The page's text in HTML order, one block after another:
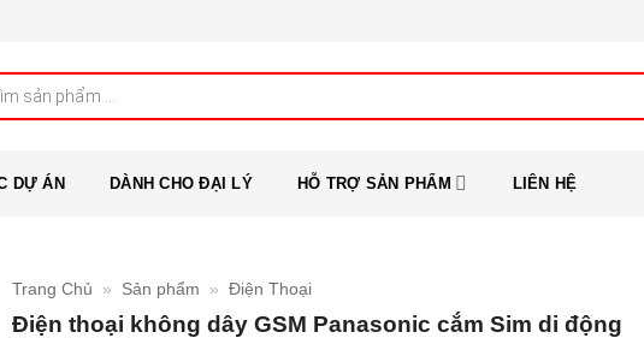
DỰ ÁN DÀNH CHO ĐẠI LÝ HỖ TRỢ SẢN PHẨM LIÊN HỆ
Trang Chủ » Sản phẩm » Điện Thoại
Điện thoại không dây GSM Panasonic cắm Sim di động